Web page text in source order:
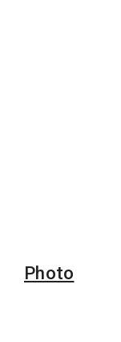
Photo